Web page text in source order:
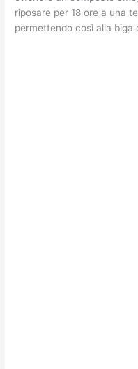
riposare per 18 ore a una
permettendo così alla